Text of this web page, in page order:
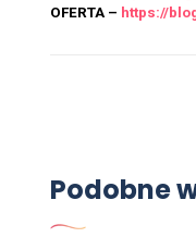
OFERTA – https://
Podobne
wpisem.